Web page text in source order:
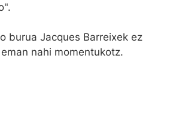
burua Jacques Barreixek ez
nahi momentukotz.